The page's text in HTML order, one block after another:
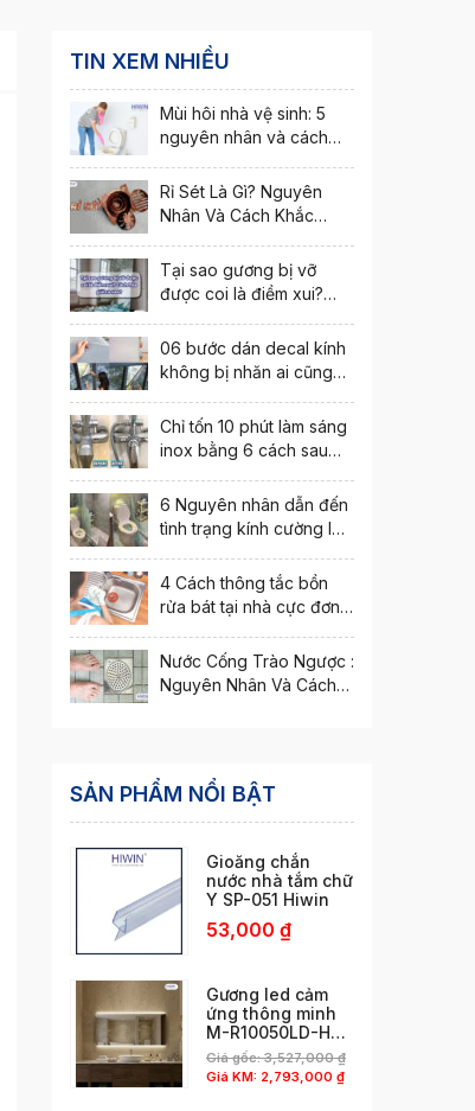
TIN XEM NHIỀU
Mùi hôi nhà vệ sinh: 5
nguyên nhân và cách
Rỉ Sét Là Gì? Nguyên
Nhân Và Cách Khắc
Tại sao gương bị vỡ
được coi là điềm xui?
06 bước dán decal kính
không bị nhăn ai cũng
Chỉ tốn 10 phút làm sáng
inox bằng 6 cách sau
6 Nguyên nhân dẫn đến
tình trạng kính cường lực
4 Cách thông tắc bồn
rửa bát tại nhà cực đơn
Nước Cống Trào Ngược :
Nguyên Nhân Và Cách
SẢN PHẨM NỔI BẬT
Gioăng chắn
nước nhà tắm chữ
Y SP-051 Hiwin
53,000 ₫
Gương led cảm
ứng thông minh
M-R10050LD-H
phun cát viền độc
đáo
Giá gốc:3,527,000₫
Giá KM: 2,793,000 ₫